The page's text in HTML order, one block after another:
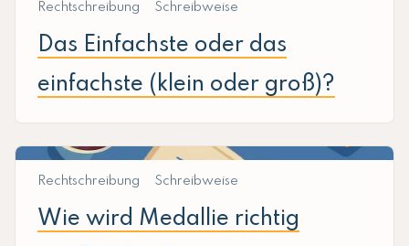
Rechtschreibung Schreibweise
Das Einfachste oder das
einfachste (klein oder groß)?
Rechtschreibung Schreibweise
Wie wird Medallie richtig